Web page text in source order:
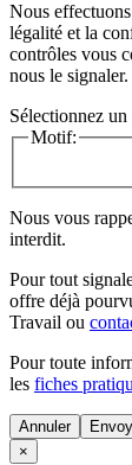
Nous
légalité et la
contrôles vous
nous le signaler.
Sélectionnez
Motif:
Nous vous
interdit.
Pour tout
offre déjà
Travail ou
Pour toute
les fiches
Annuler
×